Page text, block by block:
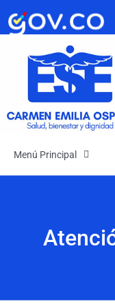
Saltar
Menú Principal
La Empresa
Atención y Servicios a